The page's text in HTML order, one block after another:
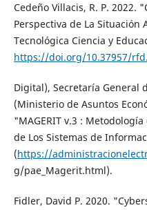
Cedeño Villacis, R. P. 2022.
Perspectiva de La Situación
Tecnológica Ciencia y
https://doi.org/10.37957/
Digital), Secretaría General
(Ministerio de Asuntos
"MAGERIT v.3 :
de Los Sistemas de
(https://
g/pae_Magerit.html).
Fidler, David P. 2020.